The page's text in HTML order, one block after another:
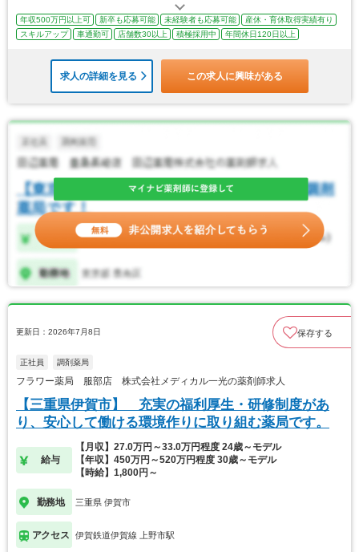
年収500万円以上可 新卒も応募可能 未経験者も応募可能
産休・育休取得実績有り
スキルアップ
車通勤可 店舗数30以上 積極採用中 年間休日120日以上
求人の詳細を見る この求人に興味がある
更新日：2026年7月8日 保存する
正社員 調剤薬局
フラワー薬局 服部店 株式会社メディカル一光の薬剤師求人
【三重県伊賀市】 充実の福利厚生・研修制度があ
り、安心して働ける環境作りに取り組む薬局です。
給与
【月収】27.0万円～33.0万円程度 24歳～モデル
【年収】450万円～520万円程度 30歳～モデル
【時給】1,800円～
勤務地 三重県 伊賀市
アクセス 伊賀鉄道伊賀線 上野市駅